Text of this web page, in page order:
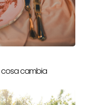
cosa cambia